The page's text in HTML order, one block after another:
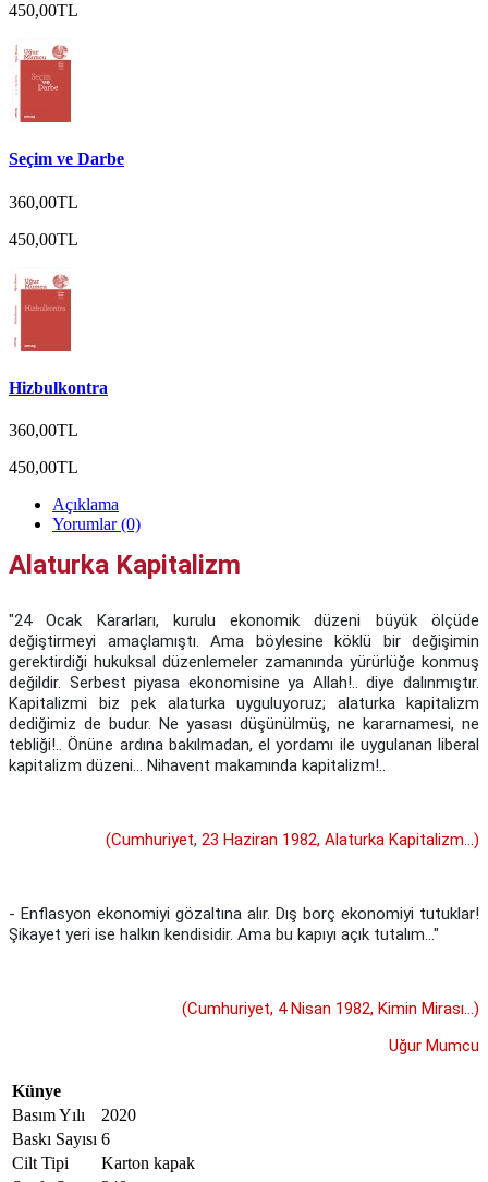
450,00TL
Seçim ve Darbe
360,00TL
450,00TL
Hizbulkontra
360,00TL
450,00TL
Açıklama
Yorumlar (0)
Alaturka Kapitalizm
"24 Ocak Kararları, kurulu ekonomik düzeni büyük ölçüde
değiştirmeyi amaçlamıştı. Ama böylesine köklü bir değişimin
gerektirdiği hukuksal düzenlemeler zamanında yürürlüğe konmuş
değildir. Serbest piyasa ekonomisine ya Allah!.. diye dalınmıştır.
Kapitalizmi biz pek alaturka uyguluyoruz; alaturka kapitalizm
dediğimiz de budur. Ne yasası düşünülmüş, ne kararnamesi, ne
tebliği!.. Önüne ardına bakılmadan, el yordamı ile uygulanan liberal
kapitalizm düzeni... Nihavent makamında kapitalizm!..
(Cumhuriyet, 23 Haziran 1982, Alaturka Kapitalizm...)
- Enflasyon ekonomiyi gözaltına alır. Dış borç ekonomiyi tutuklar!
Şikayet yeri ise halkın kendisidir. Ama bu kapıyı açık tutalım..."
(Cumhuriyet, 4 Nisan 1982, Kimin Mirası...)
Uğur Mumcu
Künye
Basım Yılı
2020
Baskı Sayısı 6
Cilt Tipi
Karton kapak